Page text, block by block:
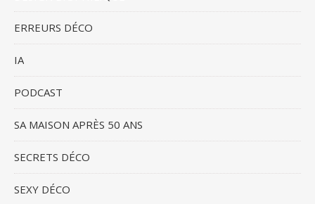
ERREURS DÉCO
IA
PODCAST
SA MAISON APRÈS 50 ANS
SECRETS DÉCO
SEXY DÉCO